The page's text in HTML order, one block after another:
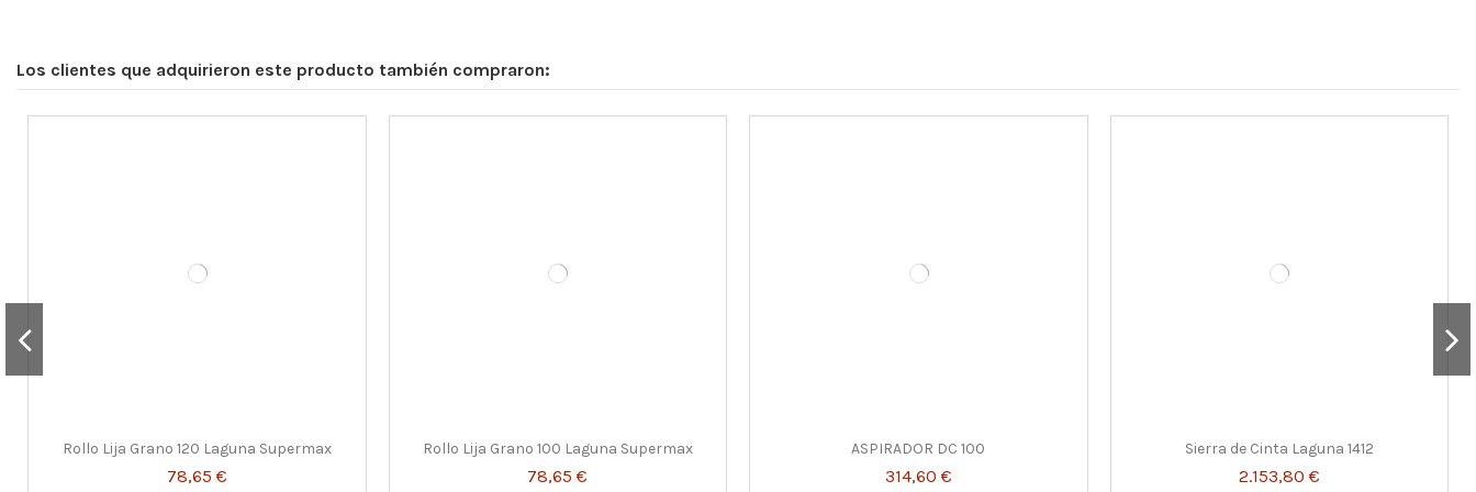
Los clientes que adquirieron este producto también compraron:
Rollo Lija Grano 120 Laguna Supermax
78,65 €
Rollo Lija Grano 100 Laguna Supermax
78,65 €
ASPIRADOR DC 100
314,60 €
Sierra de Cinta Laguna 1412
2.153,80 €